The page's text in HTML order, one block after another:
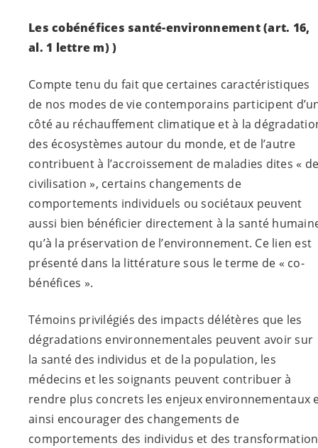
Les cobénéfices santé-environnement(art. 16,
al. 1 lettre m) )
Compte tenu du fait que certaines caractéristiques
de nos modes de vie contemporains participent
côté au réchauffement climatique et à la
des écosystèmes autour du monde, et de l’autre
contribuent à l’accroissement de maladies dites « de
civilisation », certains changements de
comportements individuels ou sociétaux peuvent
aussi bien bénéficier directement à la santé
qu’à la préservation de l’environnement. Ce lien est
présenté dans la littérature sous le terme de « co-
bénéfices ».
Témoins privilégiés des impacts délétères que les
dégradations environnementales peuvent avoir sur
la santé des individus et de la population, les
médecins et les soignants peuvent contribuer à
rendre plus concrets les enjeux environnementaux
ainsi encourager des changements de
comportements des individus et des